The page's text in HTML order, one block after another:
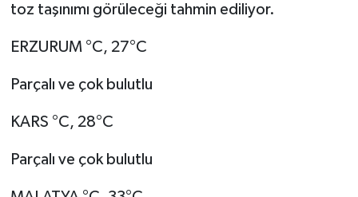
toz taşınımı görüleceği tahmin ediliyor.
ERZURUM °C, 27°C
Parçalı ve çok bulutlu
KARS °C, 28°C
Parçalı ve çok bulutlu